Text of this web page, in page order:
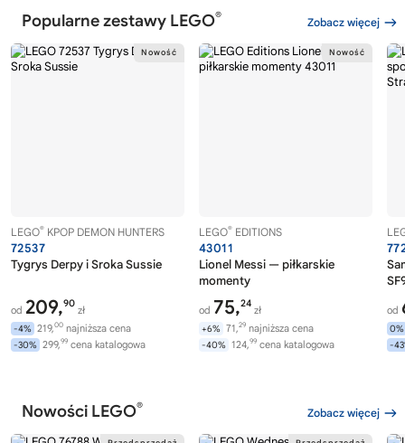
Popularne zestawy LEGO® Zobacz więcej
LEGO® KPOP DEMON HUNTERS
72537
Tygrys Derpy i Sroka Sussie
od 209,90
zł
-4% 219,00 najniższa cena
-30% 299,99 cena katalogowa
LEGO® EDITIONS
43011
Lionel Messi — piłkarskie
momenty
od 75,24
zł
+6% 71,29 najniższa cena
-40% 124,99 cena katalogowa
od
0%
-
Nowości LEGO® Zobacz więcej